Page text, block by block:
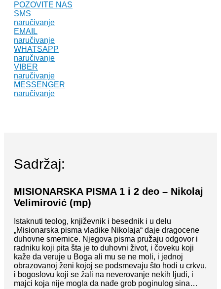
količina
POZOVITE NAS
SMS
naručivanje
EMAIL
naručivanje
WHATSAPP
naručivanje
VIBER
naručivanje
MESSENGER
naručivanje
Sadržaj:
MISIONARSKA PISMA 1 i 2 deo – Nikolaj
Velimirović (mp)
Istaknuti teolog, književnik i besednik i u delu
„Misionarska pisma vladike Nikolaja“ daje dragocene
duhovne smernice. Njegova pisma pružaju odgovor i
radniku koji pita šta je to duhovni život, i čoveku koji
kaže da veruje u Boga ali mu se ne moli, i jednoj
obrazovanoj ženi kojoj se podsmevaju što hodi u crkvu,
i bogoslovu koji se žali na neverovanje nekih ljudi, i
majci koja nije mogla da nađe grob poginulog sina…